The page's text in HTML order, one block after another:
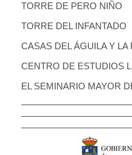
TORRE DE PERO NIÑO
TORRE DEL INFANTADO
CASAS DEL ÁGUILA Y LA
CENTRO DE ESTUDIOS
EL SEMINARIO MAYOR